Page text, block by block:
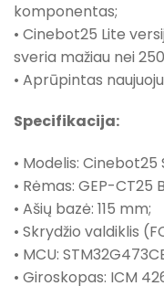
komponentas;
• Cinebot25 Lite
sveria mažiau nei
• Aprūpintas
Specifikacija:
• Modelis:
• Rėmas: GEP-CT25
• Ašių bazė: 115 mm;
• Skrydžio valdiklis
• MCU:
• Giroskopas: ICM